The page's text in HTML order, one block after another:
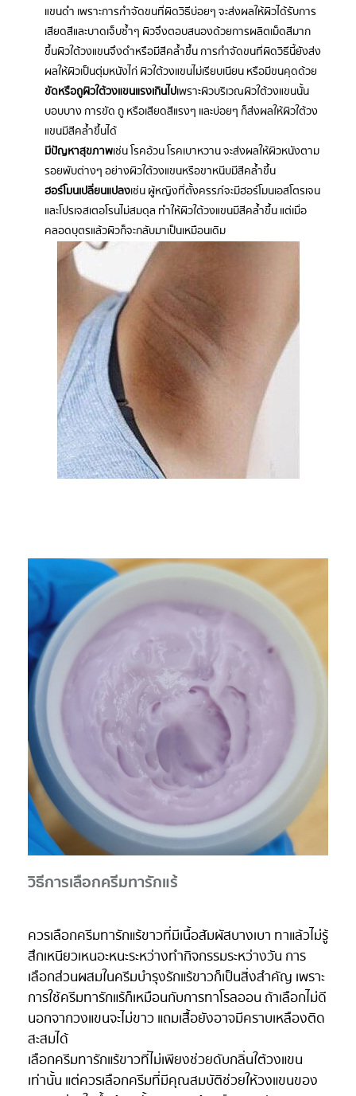
แขนดำ เพราะการกำจัดขนที่ผิดวิธีบ่อยๆ จะส่งผลให้ผิวได้รับการ
เสียดสีและบาดเจ็บซ้ำๆ ผิวจึงตอบสนองด้วยการผลิตเม็ดสีมาก
ขึ้น ผิวใต้วงแขนจึงดำหรือมีสีคล้ำขึ้น การกำจัดขนที่ผิดวิธีนี้ยังส่ง
ผลให้ผิวเป็นตุ่มหนังไก่ ผิวใต้วงแขนไม่เรียบเนียน หรือมีขนคุดด้วย
ขัดหรือถูผิวใต้วงแขนแรงเกินไปเพราะผิวบริเวณผิวใต้วงแขนนั้น
บอบบาง การขัด ถู หรือเสียดสีแรงๆ และบ่อยๆ ก็ส่งผลให้ผิวใต้วง
แขนมีสีคล้ำขึ้นได้
มีปัญหาสุขภาพเช่น โรคอ้วน โรคเบาหวาน จะส่งผลให้ผิวหนังตาม
รอยพับต่างๆ อย่างผิวใต้วงแขนหรือขาหนีบมีสีคล้ำขึ้น
ฮอร์โมนเปลี่ยนแปลงเช่น ผู้หญิงที่ตั้งครรภ์จะมีฮอร์โมนเอสโตรเจน
และโปรเจสเตอโรนไม่สมดุล ทำให้ผิวใต้วงแขนมีสีคล้ำขึ้น แต่เมื่อ
คลอดบุตรแล้วผิวก็จะกลับมาเป็นเหมือนเดิม
วิธีการเลือกครีมทารักแร้
ควรเลือกครีมทารักแร้ขาวที่มีเนื้อสัมผัสบางเบา ทาแล้วไม่รู้
สึกเหนียวเหนอะหนะระหว่างทำกิจกรรมระหว่างวัน การ
เลือกส่วนผสมในครีมบำรุงรักแร้ขาวก็เป็นสิ่งสำคัญ เพราะ
การใช้ครีมทารักแร้ก็เหมือนกับการทาโรลออน ถ้าเลือกไม่ดี
นอกจากวงแขนจะไม่ขาว แถมเสื้อยังอาจมีคราบเหลืองติด
สะสมได้
เลือกครีมทารักแร้ขาวที่ไม่เพียงช่วยดับกลิ่นใต้วงแขน
เท่านั้น แต่ควรเลือกครีมที่มีคุณสมบัติช่วยให้วงแขนของ